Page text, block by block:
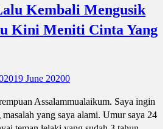
Kembali Mengusik
Kini Meniti Cinta Yang
19 June 20200
Assalammualaikum. Saya ingin
yang saya alami. Umur saya 24